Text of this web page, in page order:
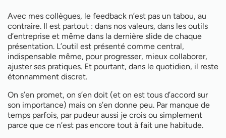
Avec mes collègues, le feedback n’est pas un tabou, au
contraire. Il est partout : dans nos valeurs, dans les outils
d’entreprise et même dans la dernière slide de chaque
présentation. L’outil est présenté comme central,
indispensable même, pour progresser, mieux collaborer,
ajuster ses pratiques. Et pourtant, dans le quotidien, il reste
étonnamment discret.
On s’en promet, on s’en doit (et on est tous d’accord sur
son importance) mais on s’en donne peu. Par manque de
temps parfois, par pudeur aussi je crois ou simplement
parce que ce n’est pas encore tout à fait une habitude.